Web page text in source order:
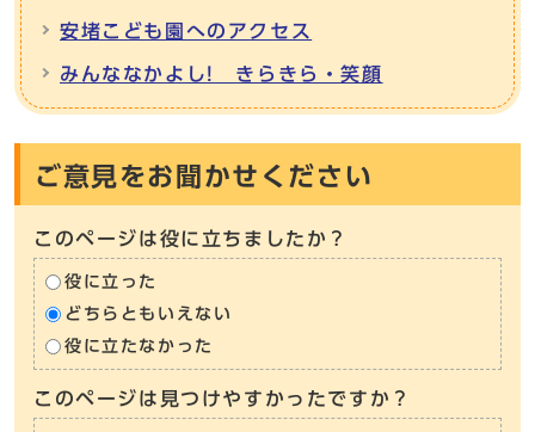
安堵こども園へのアクセス
みんななかよし! きらきら・笑顔
ご意見をお聞かせください
このページは役に立ちましたか？
役に立った
どちらともいえない
役に立たなかった
このページは見つけやすかったですか？